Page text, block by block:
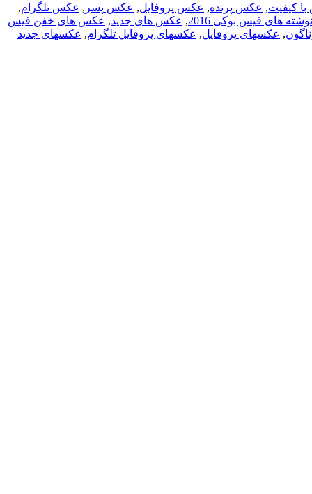
کیفیت, عکس پرنده, عکس پروفایل, عکس پسر , عکس تلگرام,
های فیس بوکی 2016 , عکس های جدید, عکس های خفن فیس
, عکسهای پروفایل, عکسهای پروفایل تلگرام, عکسهای جدید